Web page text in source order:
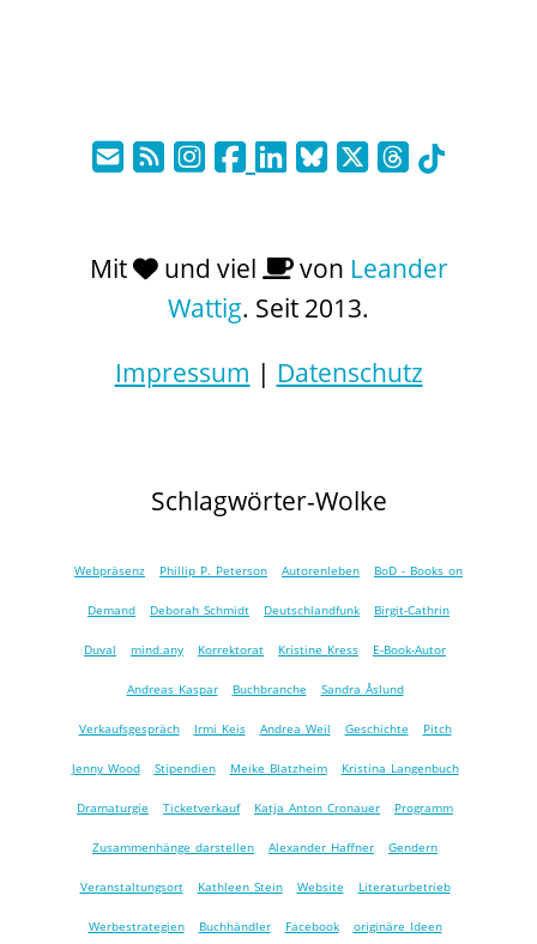
Mit und viel von Leander
Wattig. Seit 2013.
Impressum | Datenschutz
Schlagwörter-Wolke
Webpräsenz Phillip P. Peterson Autorenleben BoD - Books on
Demand Deborah Schmidt Deutschlandfunk Birgit-Cathrin
Duval mind.any Korrektorat Kristine Kress E-Book-Autor
Andreas Kaspar Buchbranche Sandra Åslund
Verkaufsgespräch Irmi Keis Andrea Weil Geschichte Pitch
Jenny Wood Stipendien Meike Blatzheim Kristina Langenbuch
Dramaturgie Ticketverkauf Katja Anton Cronauer Programm
Zusammenhänge darstellen Alexander Haffner Gendern
Veranstaltungsort Kathleen Stein Website Literaturbetrieb
Werbestrategien Buchhändler Facebook originäre Ideen